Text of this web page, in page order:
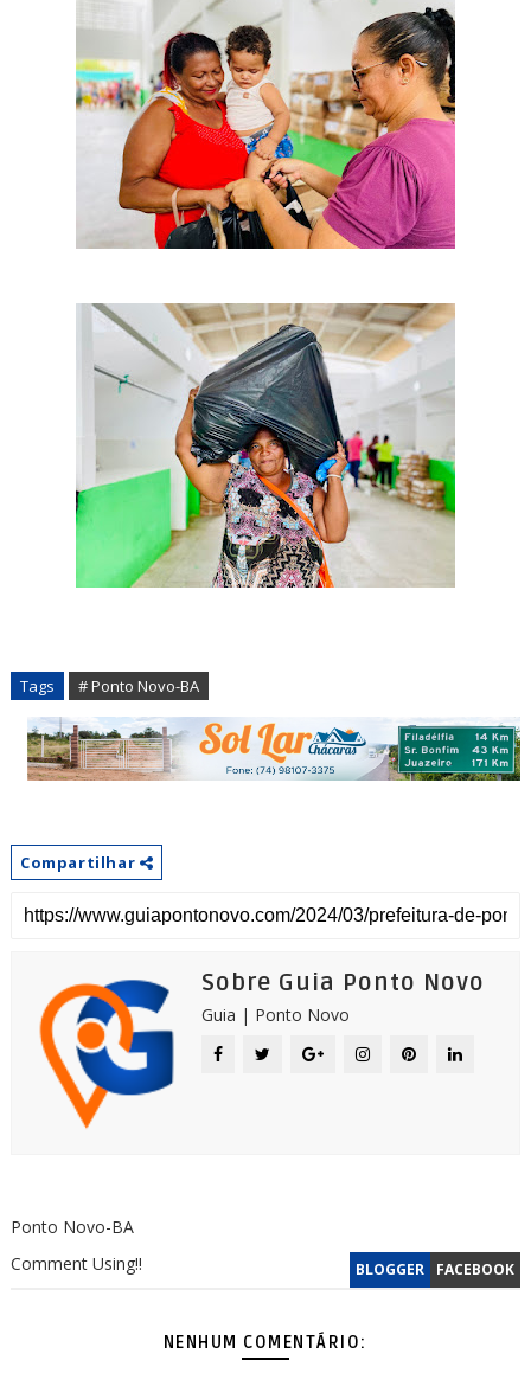
Tags # Ponto Novo-BA
Compartilhar
Sobre Guia Ponto Novo
Guia | Ponto Novo
Ponto Novo-BA
BLOGGER FACEBOOK
Comment Using!!
NENHUM COMENTÁRIO: